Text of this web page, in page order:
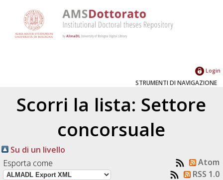
Login
STRUMENTI DI NAVIGAZIONE
Scorri la lista: Settore
concorsuale
Su di un livello
Esporta come
Atom
RSS 1.0